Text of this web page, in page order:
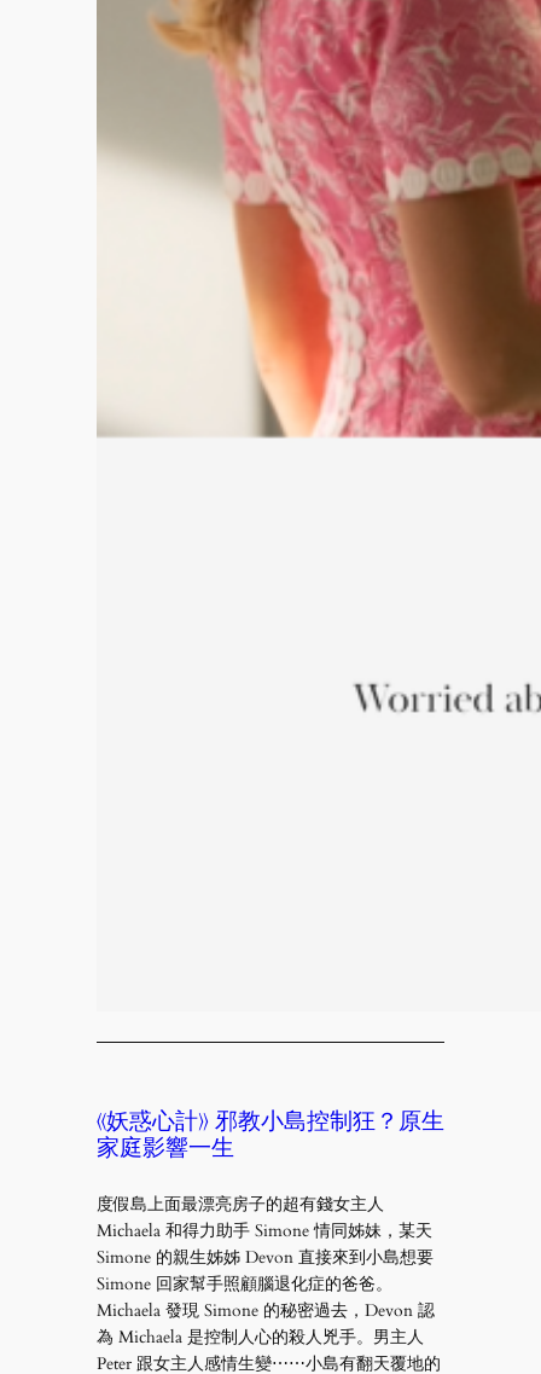
《妖惑心計》 邪教小島控制狂？原生
家庭影響一生
度假島上面最漂亮房子的超有錢女主人
Michaela 和得力助手 Simone 情同姊妹，某天
Simone 的親生姊姊 Devon 直接來到小島想要
Simone 回家幫手照顧腦退化症的爸爸。
Michaela 發現 Simone 的秘密過去，Devon 認
為 Michaela 是控制人心的殺人兇手。男主人
Peter 跟女主人感情生變⋯⋯小島有翻天覆地的